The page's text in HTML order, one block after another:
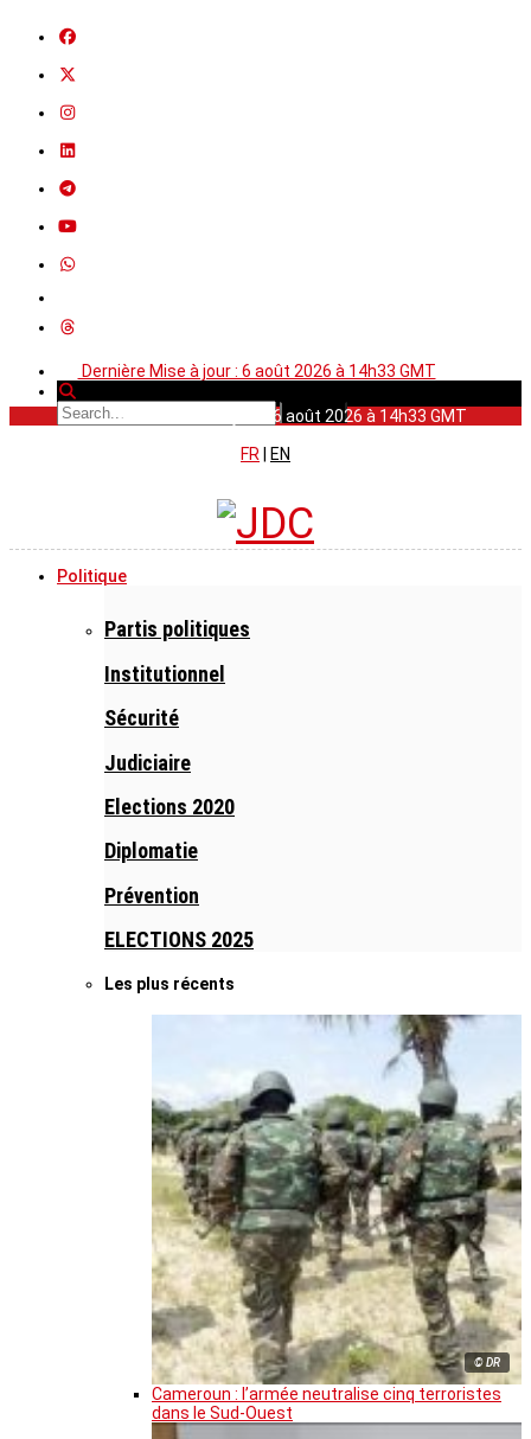
Dernière Mise à jour : 6 août 2026 à 14h33 GMT
Dernière Mise à jour : 6 août 2026 à 14h33 GMT
FR
EN
Politique
Partis politiques
Institutionnel
Sécurité
Judiciaire
Elections 2020
Diplomatie
Prévention
ELECTIONS 2025
Les plus récents
© DR
Cameroun : l’armée neutralise cinq terroristes
dans le Sud-Ouest